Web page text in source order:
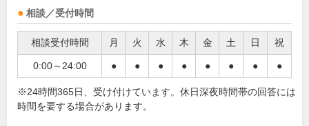
相談／受付時間
相談受付時間 月 火 水 木 金 土 日 祝
0:00～24:00 ● ● ● ● ● ● ● ●
※24時間365日、受け付けています。休日深夜時間帯の回答には
時間を要する場合があります。